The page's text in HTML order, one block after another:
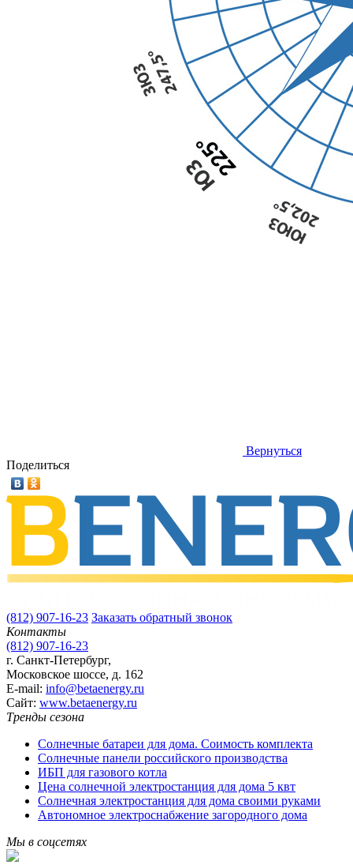
Вернуться
Поделиться
(812) 907-16-23 Заказать обратный звонок
Контакты
(812) 907-16-23
г. Санкт-Петербург,
Московское шоссе, д. 162
E-mail: info@betaenergy.ru
Cайт: www.betaenergy.ru
Тренды сезона
Солнечные батареи для дома. Соимость комплекта
Солнечные панели российского производства
ИБП для газового котла
Цена солнечной электростанция для дома 5 квт
Солнечная электростанция для дома своими руками
Автономное электроснабжение загородного дома
Мы в соцсетях